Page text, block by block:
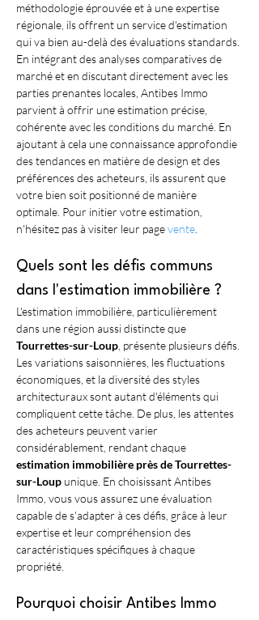
méthodologie éprouvée et à une expertise
régionale, ils offrent un service d'estimation
qui va bien au-delà des évaluations standards.
En intégrant des analyses comparatives de
marché et en discutant directement avec les
parties prenantes locales, Antibes Immo
parvient à offrir une estimation précise,
cohérente avec les conditions du marché. En
ajoutant à cela une connaissance approfondie
des tendances en matière de design et des
préférences des acheteurs, ils assurent que
votre bien soit positionné de manière
optimale. Pour initier votre estimation,
n'hésitez pas à visiter leur page vente
Quels sont les défis communs
dans l'estimation immobilière ?
L'estimation immobilière, particulièrement
dans une région aussi distincte que
Tourrettes-sur-Loup , présente plusieurs défis.
Les variations saisonnières, les fluctuations
économiques, et la diversité des styles
architecturaux sont autant d'éléments qui
compliquent cette tâche. De plus, les attentes
des acheteurs peuvent varier
considérablement, rendant chaque
estimation immobilière près de Tourrettes-
sur-Loup unique. En choisissant Antibes
Immo, vous vous assurez une évaluation
capable de s'adapter à ces défis, grâce à leur
expertise et leur compréhension des
caractéristiques spécifiques à chaque
propriété.
Pourquoi choisir Antibes Immo